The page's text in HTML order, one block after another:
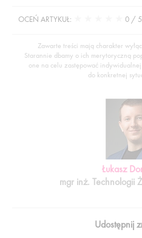
OCEŃ ARTYKUŁ: 0 / 5
Zawarte treści mają charakter
Starannie dbamy o ich merytoryczną
one na celu zastępować
do konkretnej
Łukasz
mgr inż. Technologii
Udostępnij